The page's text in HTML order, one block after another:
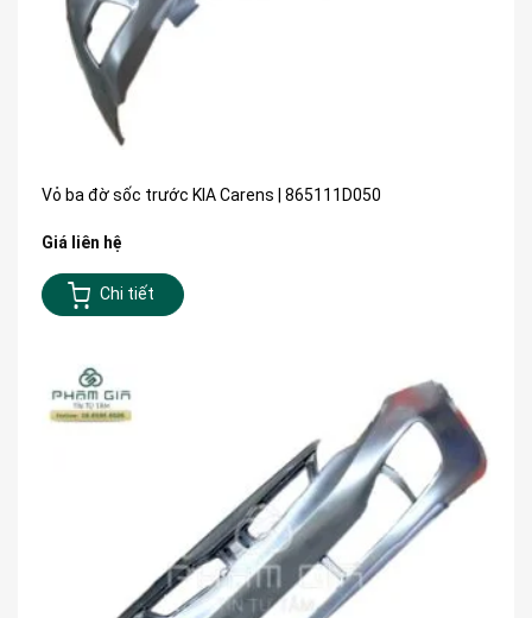
Vỏ ba đờ sốc trước KIA Carens | 865111D050
Giá liên hệ
Chi tiết